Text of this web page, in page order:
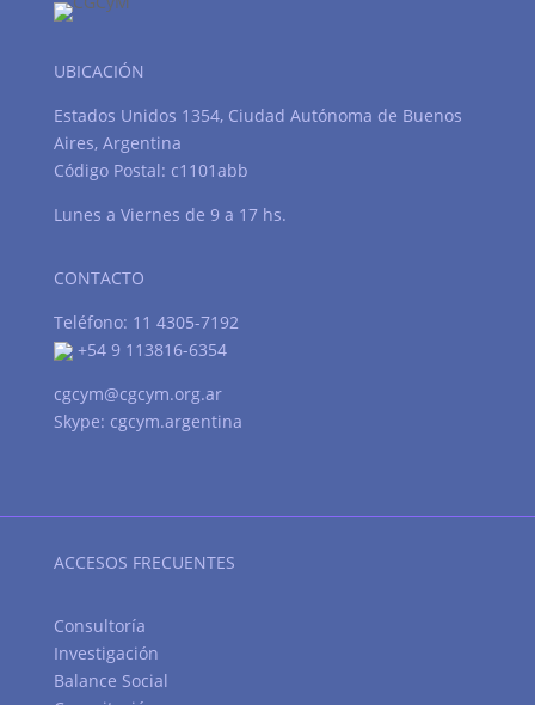
UBICACIÓN
Estados Unidos 1354, Ciudad Autónoma de Buenos
Aires, Argentina
Código Postal: c1101abb
Lunes a Viernes de 9 a 17 hs.
CONTACTO
Teléfono: 11 4305-7192
+54 9 113816-6354
cgcym@cgcym.org.ar
Skype: cgcym.argentina
ACCESOS FRECUENTES
Consultoría
Investigación
Balance Social